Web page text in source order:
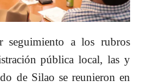
a los rubros
pública local, las y
de Silao se reunieron en